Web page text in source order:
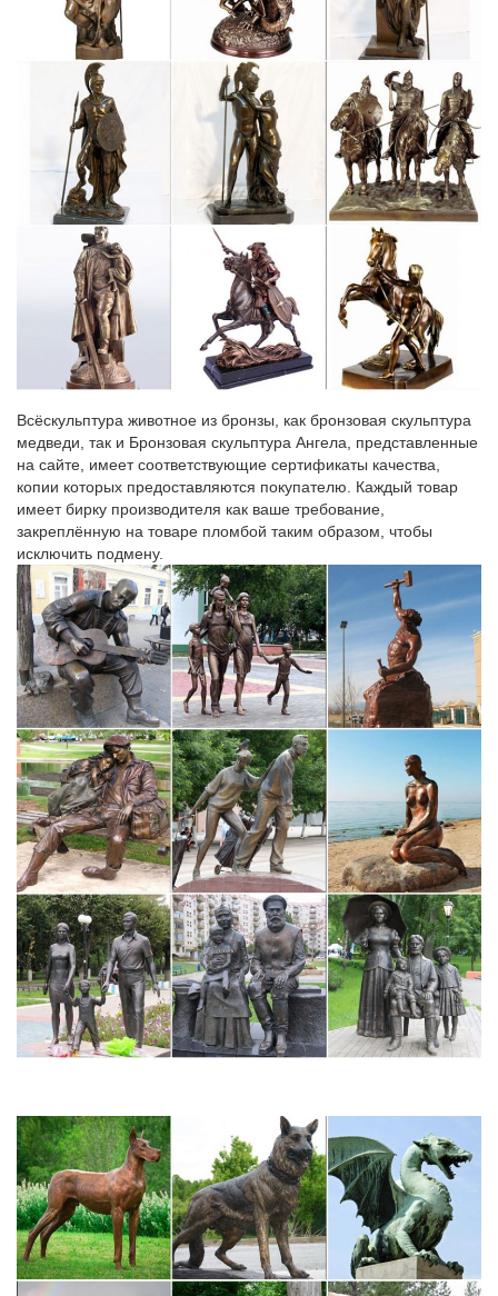
Москве, Санкт-Петербургу и другим регионам России.
Квалифицированная консультация специалиста по товару на
официальном сайте.
Поиск «собаки» в разделе Статуэтки и скульптуры других
Фарфоровая Статуэтка "Собака" Лот с рубля.Москва.
Стоимость доставки: договорная Окончание торгов: 2
дня.БОЛЬШОЙ ЛОТ! Восточные статуэтки и нецкэ.С РУБЛЯ !
1600 р. Статуэтка Кот в сапогах.
Символ года собака купить
г.Москва (м.Семеновская)+7 (495) 150-52-26 E-mail:
sales@vintajj.ru Заказать обратный звонок.Декоративная
статуэтка собаки с денежными символами, полистоун, высота
9,5 см, 4 варианта.Статуэтка собаки "Символ богатства". 110
руб.
Собака символ 2018 года.Собака керамическая фигурка…
Ярмарка Мастеров – ручная работа. Купить Собака символ
2018 года.Собака керамическая фигурка.Но для больших
поклонников китайских традиций, можно собаку сделать и
желтой.Доставка. Москва. Курьер до метро. бесплатно.
Дорого и не богато. Сувениры московского метро.:
aleksej_cccp
Оригинал взят у macos в Дорого и не богато.Сувениры
московского метро Вы уже видели?2 Полки стеклянного
шкафа напоминают магазин канцтоваров больше, чем
магазин подарков. Ассортимент удивляет ещё и ценой, но
главный вопрос – кому это нужно?
Сувениры серии "Легенда Московского Метро" – Бронзовая…
Контакты. Россия, Москва.Бронзовая копия скульптуры
"Пограничник с собакой" со станции метро "Площадь
Революции". В комплекте буклет с описанием истории
создания.
Фигурки и статуетки собаки купить в Москве по лучшим
ценам…
Купить фигурки и статуетки собаки по самым выгодным ценам
в Москве с бесплатной доставкой от 5000 рублей.Фигурки и
статуетки летчики и пилоты. Фигурка Летчик большой. 1 550
руб. Статуэтка Пилот.
Фигурки Собак 2018.Магазин денежных собак.Сьтатуэтки
собак.Купить статуэтку собаки де20шево 18 в
Москве.Собачки(светло-желтые,денежные,фигурки,мягкие как
игрушки,VIP-статуэтки,)-Подарки-Собаки 2018 года-Москве.
Собака – Символ года 2018 | "Талисман Удачи" магазин фэн-
шуй
доставка по Москве и отправка заказов почтой не будет
Всёскульптура животное из бронзы, как бронзовая скульптура
медведи, так и Бронзовая скульптура Ангела, представленные
на сайте, имеет соответствующие сертификаты качества,
копии которых предоставляются покупателю. Каждый товар
имеет бирку производителя как ваше требование,
закреплённую на товаре пломбой таким образом, чтобы
исключить подмену.